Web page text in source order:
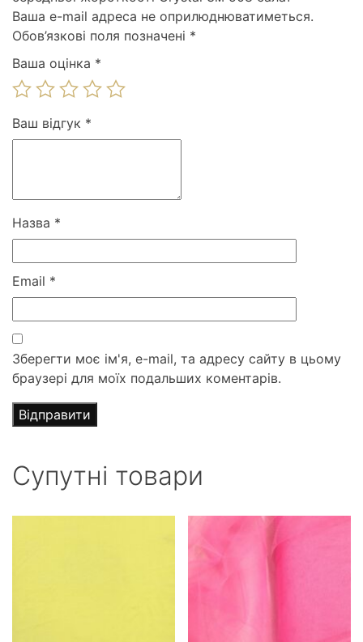
Ваша e-mail адреса не оприлюднюватиметься.
Обов’язкові поля позначені *
Ваша оцінка *
Ваш відгук *
Назва *
Email *
Зберегти моє ім'я, e-mail, та адресу сайту в цьому
браузері для моїх подальших коментарів.
Супутні товари